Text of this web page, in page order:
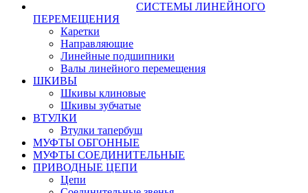
СИСТЕМЫ ЛИНЕЙНОГО
ПЕРЕМЕЩЕНИЯ
Каретки
Направляющие
Линейные подшипники
Валы линейного перемещения
ШКИВЫ
Шкивы клиновые
Шкивы зубчатые
ВТУЛКИ
Втулки тапербуш
МУФТЫ ОБГОННЫЕ
МУФТЫ СОЕДИНИТЕЛЬНЫЕ
ПРИВОДНЫЕ ЦЕПИ
Цепи